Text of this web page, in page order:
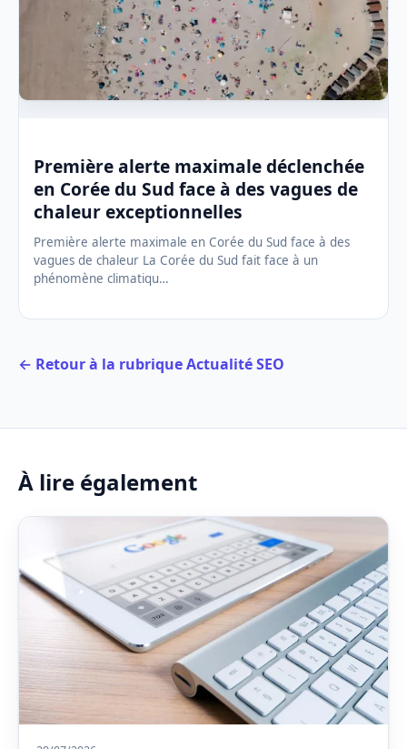
Première alerte maximale déclenchée
en Corée du Sud face à des vagues de
chaleur exceptionnelles
Première alerte maximale en Corée du Sud face à des
vagues de chaleur La Corée du Sud fait face à un
phénomène climatiqu…
← Retour à la rubrique Actualité SEO
À lire également